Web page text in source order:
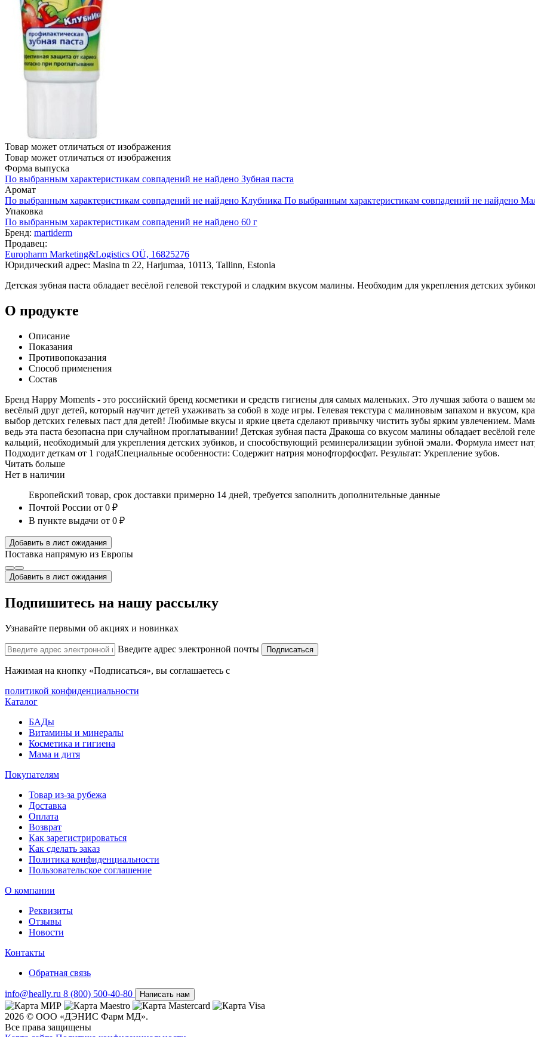
Товар может отличаться от изображения
Товар может отличаться от изображения
Форма выпуска
По выбранным характеристикам совпадений не найдено Зубная паста
Аромат
По выбранным характеристикам совпадений не найдено Клубника По выбранным характеристикам совпадений не найдено
Упаковка
По выбранным характеристикам совпадений не найдено 60 г
Бренд: martiderm
Продавец:
Europharm Marketing&Logistics OÜ, 16825276
Юридический адрес: Masina tn 22, Harjumaa, 10113, Tallinn, Estonia
Детская зубная паста обладает весёлой гелевой текстурой и сладким вкусом малины. Необходим для укрепления детских
О продукте
Описание
Показания
Противопоказания
Способ применения
Состав
Бренд Happy Moments - это российский бренд косметики и средств гигиены для самых маленьких. Это лучшая забота о
весёлый друг детей, который научит детей ухаживать за собой в ходе игры. Гелевая текстура с малиновым запахом и вкусом,
выбор детских гелевых паст для детей! Любимые вкусы и яркие цвета сделают привычку чистить зубы ярким увлечением.
ведь эта паста безопасна при случайном проглатывании! Детская зубная паста Дракоша со вкусом малины обладает весёлой
кальций, необходимый для укрепления детских зубиков, и способствующий реминерализации зубной эмали. Формула имеет
Подходит деткам от 1 года!Специальные особенности: Содержит натрия монофторфосфат. Результат: Укрепление зубов.
Читать больше
Нет в наличии
Европейский товар, срок доставки примерно 14 дней, требуется заполнить дополнительные данные
Почтой России от 0 ₽
В пункте выдачи от 0 ₽
Добавить в лист ожидания
Поставка напрямую из Европы
Добавить в лист ожидания
Подпишитесь на нашу рассылку
Узнавайте первыми об акциях и новинках
Введите адрес электронной почты Подписаться
Нажимая на кнопку «Подписаться», вы соглашаетесь с
политикой конфиденциальности
Каталог
БАДы
Витамины и минералы
Косметика и гигиена
Мама и дитя
Покупателям
Товар из-за рубежа
Доставка
Оплата
Возврат
Как зарегистрироваться
Как сделать заказ
Политика конфиденциальности
Пользовательское соглашение
О компании
Реквизиты
Отзывы
Новости
Контакты
Обратная связь
info@heally.ru 8 (800) 500-40-80 Написать нам
2026 © ООО «ДЭНИС Фарм МД».
Все права защищены